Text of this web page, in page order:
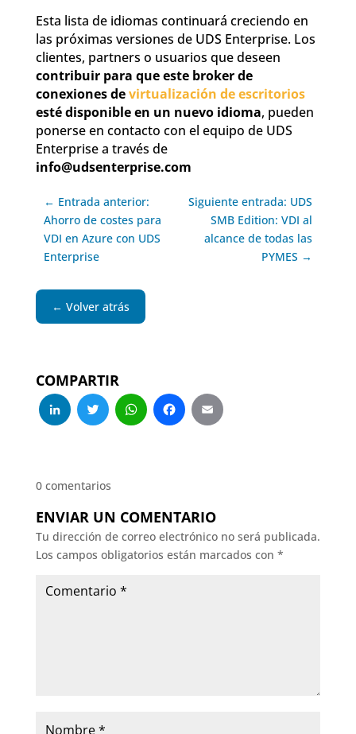
Esta lista de idiomas continuará creciendo en
las próximas versiones de UDS Enterprise. Los
clientes, partners o usuarios que deseen
contribuir para que este broker de
conexiones devirtualización de escritorios
esté disponible en un nuevo idioma, pueden
ponerse en contacto con el equipo de UDS
Enterprise a través de
info@udsenterprise.com
← Entrada anterior:
Ahorro de costes para
VDI en Azure con UDS
Enterprise
Siguiente entrada: UDS
SMB Edition: VDI al
alcance de todas las
PYMES →
← Volver atrás
COMPARTIR
LinkedIn
Twitter
WhatsApp
Facebook
0 comentarios
ENVIAR UN COMENTARIO
Tu dirección de correo electrónico no será publicada.
Los campos obligatorios están marcados con *